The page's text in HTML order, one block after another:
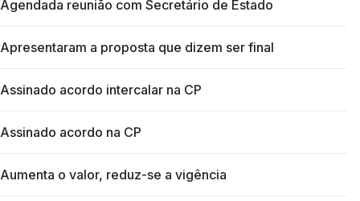
Agendada reunião com Secretário de Estado
Apresentaram a proposta que dizem ser final
Assinado acordo intercalar na CP
Assinado acordo na CP
Aumenta o valor, reduz-se a vigência